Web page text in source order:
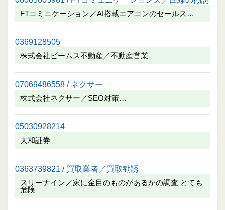
FTコミニケーション／AI搭載エアコンのセールス…
0369128505
株式会社ビームス不動産／不動産営業
07069486558 / ネクサー
株式会社ネクサー／SEO対策…
05030928214
大和証券
0363739821 / 買取業者／買取勧誘
スリーナイン／家に金目のものがあるかの調査 とても
危険